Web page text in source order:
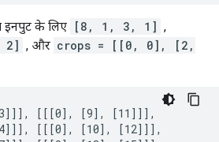
इनपुट के लिए [8, 1, 3, 1] ,
2] , और crops = [[0, 0], [2,
[[[0], [9], [11]]],
[[[0], [10], [12]]],